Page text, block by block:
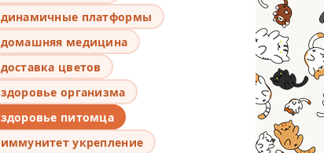
динамичные платформы
домашняя медицина
доставка цветов
здоровье организма
здоровье питомца
иммунитет укрепление